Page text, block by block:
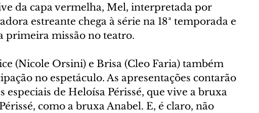
da capa vermelha, Mel, interpretada por
estreante chega à série na 18ª temporada e
primeira missão no teatro.
(Nicole Orsini) e Brisa (Cleo Faria) também
no espetáculo. As apresentações contarão
especiais de Heloísa Périssé, que vive a bruxa
como a bruxa Anabel. E, é claro, não